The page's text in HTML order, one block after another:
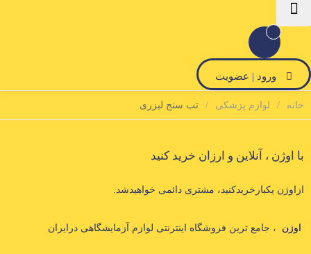
ورود | عضویت
خانه لوازم پزشکی تب سنج لیزری
با اوژن ، آنلاین و ارزان خرید کنید
ازاوژن یکبارخریدکنید، مشتری دائمی خواهیدشد.
اوژن ، جامع ترین فروشگاه اینترنتی لوازم آزمایشگاهی درایران